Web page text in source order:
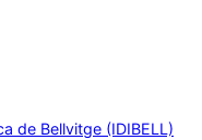
de Bellvitge (IDIBELL)